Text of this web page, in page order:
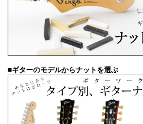
■ギターのモデルからナットを選ぶ